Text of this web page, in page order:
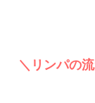
＼リンパの